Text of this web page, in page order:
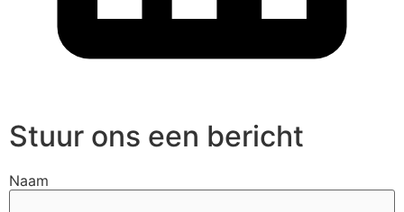
Stuur ons een bericht
Naam